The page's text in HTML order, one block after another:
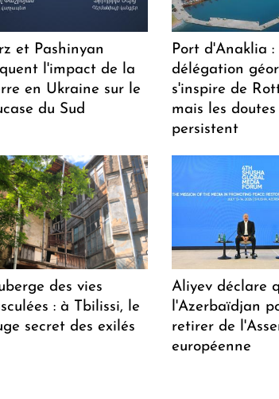
et Pashinyan
l'impact de la
en Ukraine sur le
du Sud
Port d'Anaklia :
délégation
s'inspire de
mais les doutes
persistent
des vies
: à Tbilissi, le
secret des exilés
Aliyev déclare
l'Azerbaïdjan
retirer de
européenne